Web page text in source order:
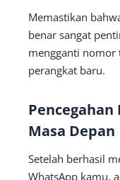
Memastikan
benar sangat
mengganti nomor
perangkat baru.
Pencegahan
Masa Depan
Setelah berhasil
WhatsApp kamu,